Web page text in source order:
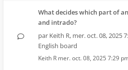
What decides which part of
and intrado?
par Keith R, mer. oct. 08, 2025
English board
Keith R mer. oct. 08, 2025 7:29